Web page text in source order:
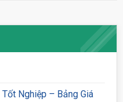
Nghiệp – Bảng Giá